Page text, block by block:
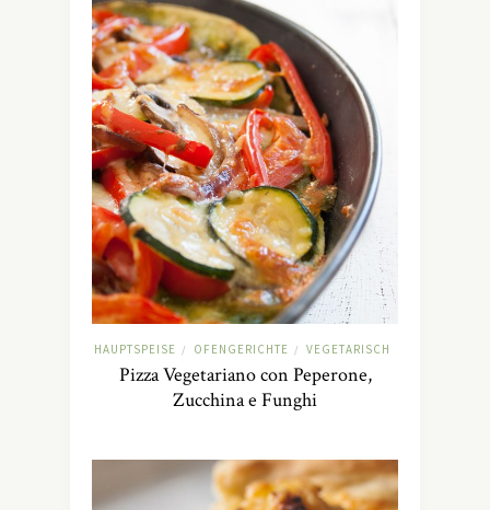
HAUPTSPEISE / OFENGERICHTE / VEGETARISCH
Pizza Vegetariano con Peperone,
Zucchina e Funghi